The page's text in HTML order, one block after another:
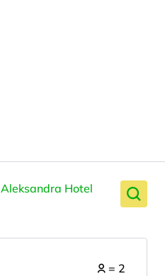
Aleksandra Hotel
= 2